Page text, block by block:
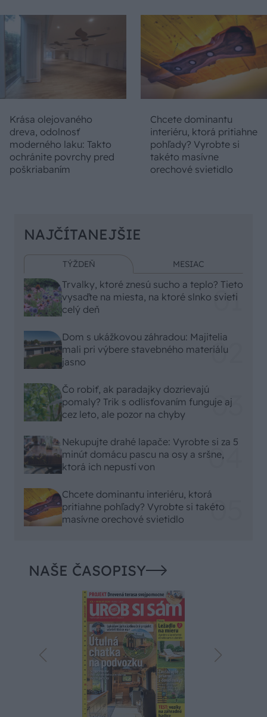
Krása olejovaného
dreva, odolnosť
moderného laku: Takto
ochránite povrchy pred
poškriabaním
Chcete dominantu
interiéru, ktorá pritiahne
pohľady? Vyrobte si
takéto masívne
orechové svietidlo
NAJČÍTANEJŠIE
TÝŽDEŇ MESIAC
Trvalky, ktoré znesú sucho a teplo? Tieto
vysaďte na miesta, na ktoré slnko svieti
celý deň
Dom s ukážkovou záhradou: Majitelia
mali pri výbere stavebného materiálu
jasno
Čo robiť, ak paradajky dozrievajú
pomaly? Trik s odlisťovaním funguje aj
cez leto, ale pozor na chyby
Nekupujte drahé lapače: Vyrobte si za 5
minút domácu pascu na osy a sršne,
ktorá ich nepustí von
Chcete dominantu interiéru, ktorá
pritiahne pohľady? Vyrobte si takéto
masívne orechové svietidlo
NAŠE ČASOPISY